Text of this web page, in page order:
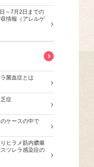
～7月2日までの
情報（アレルゲ
菌血症とは
症
ケースの中で
ヒラメ筋内膿瘍
ツレラ感染症の